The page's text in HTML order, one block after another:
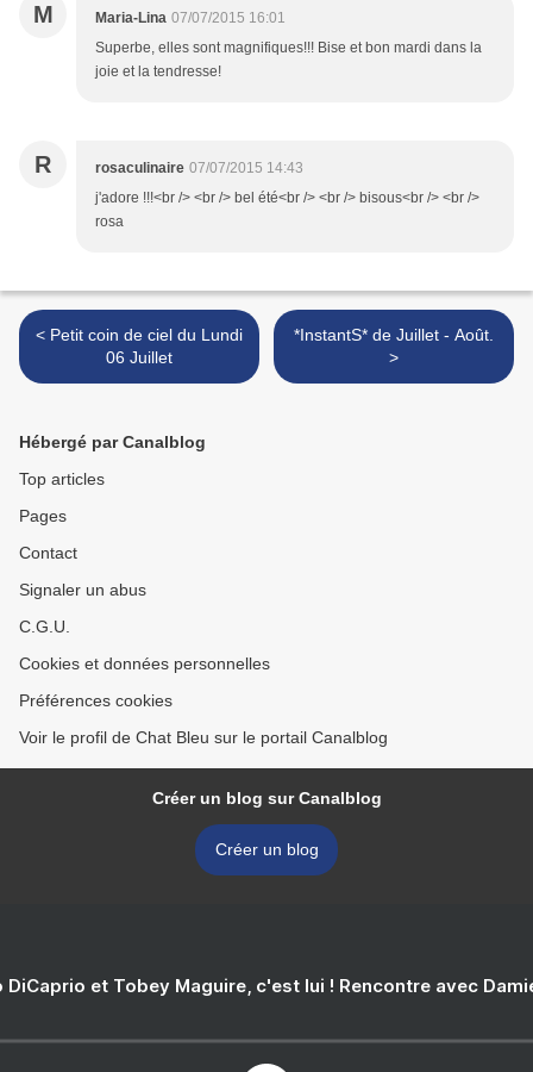
M Maria-Lina 07/07/2015 16:01
Superbe, elles sont magnifiques!!! Bise et bon mardi dans la
joie et la tendresse!
R rosaculinaire 07/07/2015 14:43
j'adore !!!<br /> <br /> bel été<br /> <br /> bisous<br /> <br />
rosa
< Petit coin de ciel du Lundi
06 Juillet
*InstantS* de Juillet - Août.
>
Hébergé par Canalblog
Top articles
Pages
Contact
Signaler un abus
C.G.U.
Cookies et données personnelles
Préférences cookies
Voir le profil de Chat Bleu sur le portail Canalblog
Créer un blog sur Canalblog
Créer un blog
DiCaprio et Tobey Maguire, c'est lui ! Rencontre avec